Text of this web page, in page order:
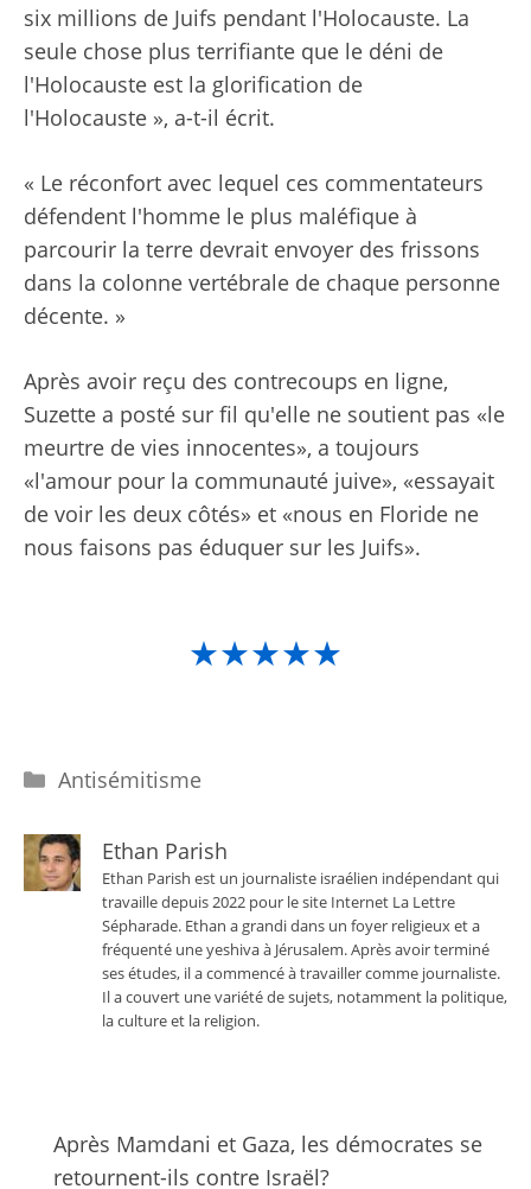
six millions de Juifs pendant l'Holocauste. La
seule chose plus terrifiante que le déni de
l'Holocauste est la glorification de
l'Holocauste », a-t-il écrit.
« Le réconfort avec lequel ces commentateurs
défendent l'homme le plus maléfique à
parcourir la terre devrait envoyer des frissons
dans la colonne vertébrale de chaque personne
décente. »
Après avoir reçu des contrecoups en ligne,
Suzette a posté sur fil qu'elle ne soutient pas «le
meurtre de vies innocentes», a toujours
«l'amour pour la communauté juive», «essayait
de voir les deux côtés» et «nous en Floride ne
nous faisons pas éduquer sur les Juifs».
★★★★★
Catégories
Antisémitisme
Ethan Parish
Ethan Parish est un journaliste israélien indépendant qui
travaille depuis 2022 pour le site Internet La Lettre
Sépharade. Ethan a grandi dans un foyer religieux et a
fréquenté une yeshiva à Jérusalem. Après avoir terminé
ses études, il a commencé à travailler comme journaliste.
Il a couvert une variété de sujets, notamment la politique,
la culture et la religion.
Après Mamdani et Gaza, les démocrates se
retournent-ils contre Israël?